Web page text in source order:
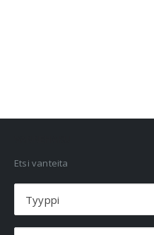
Etsi vanteita
Tyyppi